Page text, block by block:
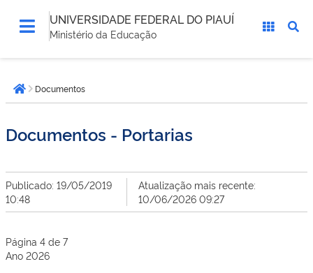
UNIVERSIDADE FEDERAL DO PIAUÍ
Ministério da Educação
está
aqui:Página inicial
Documentos
Documentos - Portarias
Publicado: 19/05/2019
10:48
Atualização mais recente:
10/06/2026 09:27
Página 4 de 7
Ano 2026